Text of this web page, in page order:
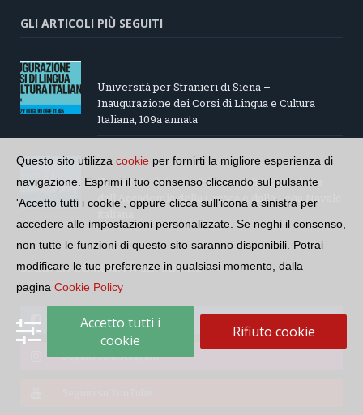
GLI ARTICOLI PIÙ SEGUITI
Università per Stranieri di Siena –
Inaugurazione dei Corsi di Lingua e Cultura
Italiana, 109a annata
“Le parole del mare”: la serie di video ideata
dall’Accademia della Crusca e dalla Lega Navale
SEGUI LA COMUNITÀ SUI SOCIAL
Seguici su Facebook
Seguici su Instagram
Questo sito utilizza cookie per fornirti la migliore esperienza di
navigazione. Esprimi il tuo consenso cliccando sul pulsante
'Accetto tutti i cookie', oppure clicca sull'icona a sinistra per
accedere alle impostazioni personalizzate. Se neghi il consenso,
non tutte le funzioni di questo sito saranno disponibili. Potrai
modificare le tue preferenze in qualsiasi momento, dalla
pagina Cookie Policy
Accetto tutti i
cookie
Rifiuto cookie